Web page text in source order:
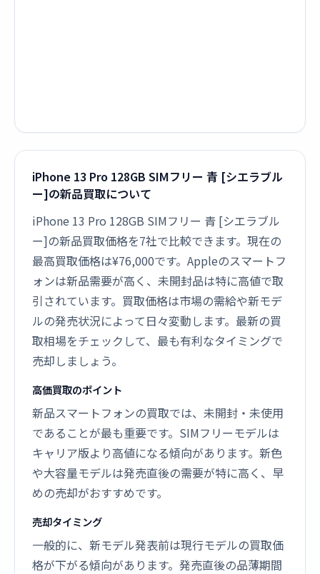
iPhone 13 Pro 128GB SIMフリー 青 [シエラブル
ー]の新品買取について
iPhone 13 Pro 128GB SIMフリー 青 [シエラブル
ー]の新品買取価格を7社で比較できます。現在の
最高買取価格は¥76,000です。Appleのスマートフ
ォンは新品需要が高く、未開封品は特に高値で取
引されています。買取価格は市場の需給や新モデ
ルの発売状況によって日々変動します。最新の買
取相場をチェックして、最も有利なタイミングで
売却しましょう。
高価買取のポイント
新品スマートフォンの買取では、未開封・未使用
であることが最も重要です。SIMフリーモデルは
キャリア版より高値になる傾向があります。新色
や大容量モデルは発売直後の需要が特に高く、早
めの売却がおすすめです。
売却タイミング
一般的に、新モデル発表前は現行モデルの買取価
格が下がる傾向があります。発売直後の品薄期間